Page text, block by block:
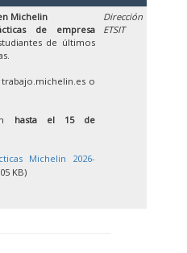
Michelin
de empresa
de últimos
o
hasta el 15 de
Michelin 2026-
KB)
Dirección
ETSIT